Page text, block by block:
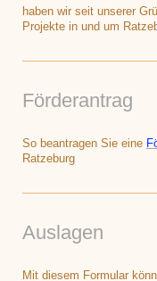
haben wir seit unserer
Projekte in und um
Förderantrag
So beantragen Sie eine
Ratzeburg
Auslagen
Mit diesem Formular